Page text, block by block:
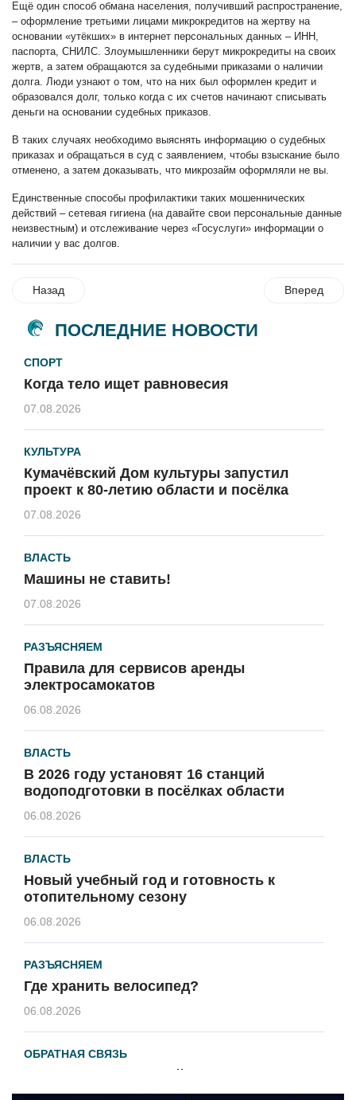
Ещё один способ обмана населения, получивший распространение,
– оформление третьими лицами микрокредитов на жертву на
основании «утёкших» в интернет персональных данных – ИНН,
паспорта, СНИЛС. Злоумышленники берут микрокредиты на своих
жертв, а затем обращаются за судебными приказами о наличии
долга. Люди узнают о том, что на них был оформлен кредит и
образовался долг, только когда с их счетов начинают списывать
деньги на основании судебных приказов.
В таких случаях необходимо выяснять информацию о судебных
приказах и обращаться в суд с заявлением, чтобы взыскание было
отменено, а затем доказывать, что микрозайм оформляли не вы.
Единственные способы профилактики таких мошеннических
действий – сетевая гигиена (на давайте свои персональные данные
неизвестным) и отслеживание через «Госуслуги» информации о
наличии у вас долгов.
Назад Вперед
ПОСЛЕДНИЕ НОВОСТИ
СПОРТ
Когда тело ищет равновесия
07.08.2026
КУЛЬТУРА
Кумачёвский Дом культуры запустил
проект к 80-летию области и посёлка
07.08.2026
ВЛАСТЬ
Машины не ставить!
07.08.2026
РАЗЪЯСНЯЕМ
Правила для сервисов аренды
электросамокатов
06.08.2026
ВЛАСТЬ
В 2026 году установят 16 станций
водоподготовки в посёлках области
06.08.2026
ВЛАСТЬ
Новый учебный год и готовность к
отопительному сезону
06.08.2026
РАЗЪЯСНЯЕМ
Где хранить велосипед?
06.08.2026
ОБРАТНАЯ СВЯЗЬ